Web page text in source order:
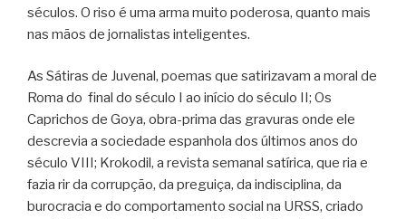
séculos. O riso é uma arma muito poderosa, quanto mais
nas mãos de jornalistas inteligentes.
As Sátiras de Juvenal, poemas que satirizavam a moral de
Roma do final do século I ao início do século II; Os
Caprichos de Goya, obra-prima das gravuras onde ele
descrevia a sociedade espanhola dos últimos anos do
século VIII; Krokodil, a revista semanal satírica, que ria e
fazia rir da corrupção, da preguiça, da indisciplina, da
burocracia e do comportamento social na URSS, criado